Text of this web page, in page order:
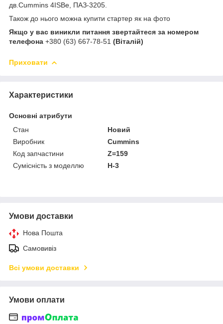
дв.Cummins 4ISBe, ПАЗ-3205.
Також до нього можна купити стартер як на фото
Якщо у вас виникли питання звертайтеся за номером
телефона +380 (63) 667-78-51 (Віталій)
Приховати
Характеристики
Основні атрибути
Стан
Новий
Виробник
Cummins
Код запчастини
Z=159
Сумісність з моделлю
H-3
Умови доставки
Нова Пошта
Самовивіз
Всі умови доставки
Умови оплати